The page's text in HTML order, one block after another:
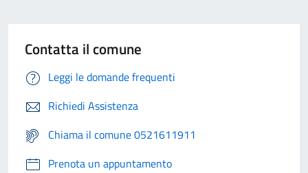
Contatta il comune
Leggi le domande frequenti
Richiedi Assistenza
Chiama il comune 0521611911
Prenota un appuntamento